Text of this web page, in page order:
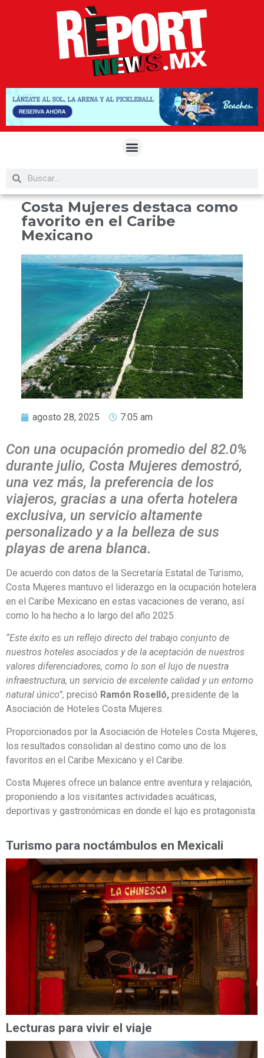
Costa Mujeres destaca como
favorito en el Caribe
Mexicano
agosto 28, 2025 7:05 am
Con una ocupación promedio del 82.0%
durante julio, Costa Mujeres demostró,
una vez más, la preferencia de los
viajeros, gracias a una oferta hotelera
exclusiva, un servicio altamente
personalizado y a la belleza de sus
playas de arena blanca.
De acuerdo con datos de la Secretaría Estatal de Turismo,
Costa Mujeres mantuvo el liderazgo en la ocupación hotelera
en el Caribe Mexicano en estas vacaciones de verano, así
como lo ha hecho a lo largo del año 2025.
“Este éxito es un reflejo directo del trabajo conjunto de
nuestros hoteles asociados y de la aceptación de nuestros
valores diferenciadores, como lo son el lujo de nuestra
infraestructura, un servicio de excelente calidad y un entorno
natural único”, precisó Ramón Roselló, presidente de la
Asociación de Hoteles Costa Mujeres.
Proporcionados por la Asociación de Hoteles Costa Mujeres,
los resultados consolidan al destino como uno de los
favoritos en el Caribe Mexicano y el Caribe.
Costa Mujeres ofrece un balance entre aventura y relajación,
proponiendo a los visitantes actividades acuáticas,
deportivas y gastronómicas en donde el lujo es protagonista.
Turismo para noctámbulos en Mexicali
Lecturas para vivir el viaje